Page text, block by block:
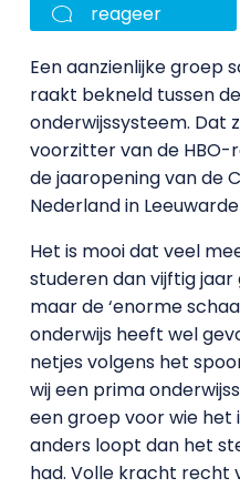
reageer
Een aanzienlijke groep
raakt bekneld tussen
onderwijssysteem. Dat
voorzitter van de HBO-
de jaaropening van de
Nederland in
Het is mooi dat veel
studeren dan vijftig
maar de ‘enorme
onderwijs heeft wel
netjes volgens het
wij een prima
een groep voor wie
anders loopt dan het
had. Volle kracht recht